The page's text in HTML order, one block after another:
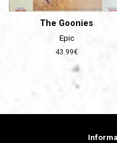
The Goonies
Epic
Prix
régulier
43.99€